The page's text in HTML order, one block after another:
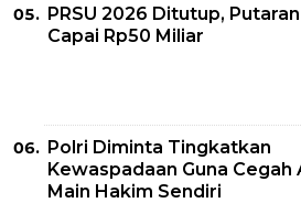
PRSU 2026 Ditutup,
Capai Rp50 Miliar
Polri Diminta Tingkatkan
Kewaspadaan Guna Cegah
Main Hakim Sendiri